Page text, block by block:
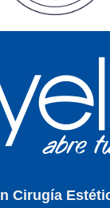
Cirugía